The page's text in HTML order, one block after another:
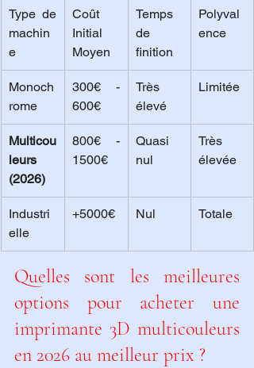
Type de
machin
e
Coût
Initial
Moyen
Temps
de
finition
Polyval
ence
Monoch
rome
300€ -
600€
Très
élevé
Limitée
Multicou
leurs
(2026)
800€ -
1500€
Quasi
nul
Très
élevée
Industri
elle
+5000€ Nul Totale
Quelles sont les meilleures
options pour acheter une
imprimante 3D multicouleurs
en 2026 au meilleur prix ?